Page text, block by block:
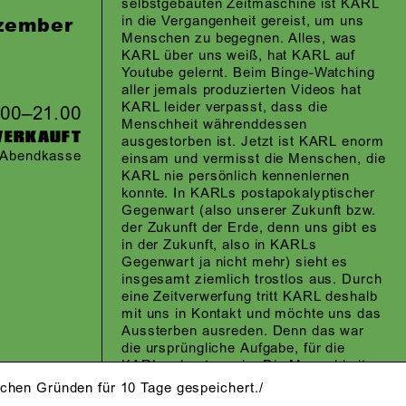
Gründen für 10 Tage gespeichert./
selbstgebauten Zeitmaschine ist KARL
in die Vergangenheit gereist, um uns
Menschen zu begegnen. Alles, was
KARL über uns weiß, hat KARL auf
Youtube gelernt. Beim Binge-Watching
aller jemals produzierten Videos hat
KARL leider verpasst, dass die
Menschheit währenddessen
ausgestorben ist. Jetzt ist KARL enorm
einsam und vermisst die Menschen, die
KARL nie persönlich kennenlernen
konnte. In KARLs postapokalyptischer
Gegenwart (also unserer Zukunft bzw.
der Zukunft der Erde, denn uns gibt es
in der Zukunft, also in KARLs
Gegenwart ja nicht mehr) sieht es
insgesamt ziemlich trostlos aus. Durch
eine Zeitverwerfung tritt KARL deshalb
mit uns in Kontakt und möchte uns das
Aussterben ausreden. Denn das war
die ursprüngliche Aufgabe, für die
KARL gebaut wurde: Die Menschheit
zu retten.